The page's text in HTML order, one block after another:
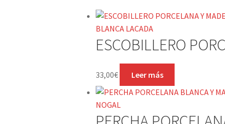
ESCOBILLERO
33,00€ Leer más